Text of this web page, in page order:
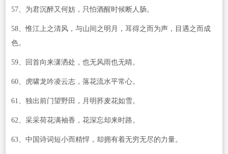
57、为君沉醉又何妨，只怕酒醒时候断人肠。
58、惟江上之清风，与山间之明月，耳得之而为声，目遇之而成
色。
59、回首向来潇洒处，也无风雨也无晴。
60、虎啸龙吟凌云志，落花流水平常心。
61、独出前门望野田，月明荞麦花如雪。
62、采采荷花满袖香，花深忘却来时路。
63、中国诗词短小而精悍，却拥有着无穷无尽的力量。